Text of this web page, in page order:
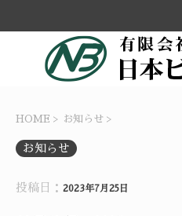
HOME > お知らせ >
お知らせ
投稿日： 2023年7月25日